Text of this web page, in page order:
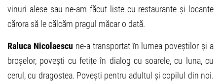
vinuri alese sau ne-am făcut liste cu restaurante și locante
cărora să le călcăm pragul măcar o dată.
Raluca Nicolaescu ne-a transportat în lumea poveștilor și a
broșelor, povești cu fetițe în dialog cu soarele, cu luna, cu
cerul, cu dragostea. Povești pentru adultul și copilul din noi.